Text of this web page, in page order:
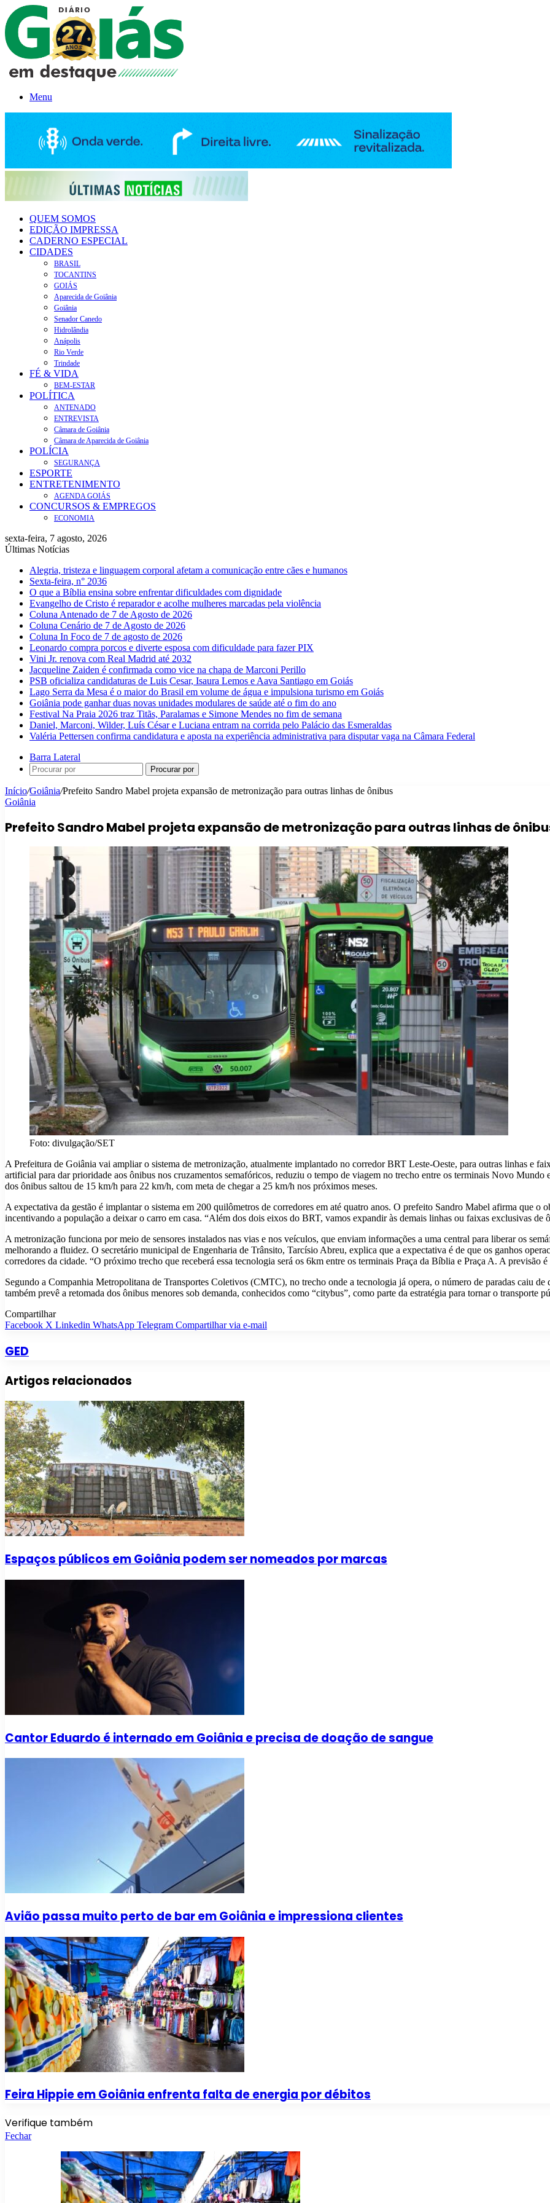
Menu
QUEM SOMOS
EDIÇÃO IMPRESSA
CADERNO ESPECIAL
CIDADES
BRASIL
TOCANTINS
GOIÁS
Aparecida de Goiânia
Goiânia
Senador Canedo
Hidrolândia
Anápolis
Rio Verde
Trindade
FÉ & VIDA
BEM-ESTAR
POLÍTICA
ANTENADO
ENTREVISTA
Câmara de Goiânia
Câmara de Aparecida de Goiânia
POLÍCIA
SEGURANÇA
ESPORTE
ENTRETENIMENTO
AGENDA GOIÁS
CONCURSOS & EMPREGOS
ECONOMIA
sexta-feira, 7 agosto, 2026
Últimas Notícias
Alegria, tristeza e linguagem corporal afetam a comunicação entre cães e humanos
Sexta-feira, n° 2036
O que a Bíblia ensina sobre enfrentar dificuldades com dignidade
Evangelho de Cristo é reparador e acolhe mulheres marcadas pela violência
Coluna Antenado de 7 de Agosto de 2026
Coluna Cenário de 7 de Agosto de 2026
Coluna In Foco de 7 de agosto de 2026
Leonardo compra porcos e diverte esposa com dificuldade para fazer PIX
Vini Jr. renova com Real Madrid até 2032
Jacqueline Zaiden é confirmada como vice na chapa de Marconi Perillo
PSB oficializa candidaturas de Luis Cesar, Isaura Lemos e Aava Santiago em Goiás
Lago Serra da Mesa é o maior do Brasil em volume de água e impulsiona turismo em Goiás
Goiânia pode ganhar duas novas unidades modulares de saúde até o fim do ano
Festival Na Praia 2026 traz Titãs, Paralamas e Simone Mendes no fim de semana
Daniel, Marconi, Wilder, Luís César e Luciana entram na corrida pelo Palácio das Esmeraldas
Valéria Pettersen confirma candidatura e aposta na experiência administrativa para disputar vaga na Câmara Federal
Barra Lateral
Procurar por
Início/Goiânia/Prefeito Sandro Mabel projeta expansão de metronização para outras linhas de ônibus
Goiânia
Prefeito Sandro Mabel projeta expansão de metronização para outras linhas de
Foto: divulgação/SET
A Prefeitura de Goiânia vai ampliar o sistema de metronização, atualmente implantado no corredor BRT Leste-Oeste, para outras linhas e
artificial para dar prioridade aos ônibus nos cruzamentos semafóricos, reduziu o tempo de viagem no trecho entre os terminais Novo
dos ônibus saltou de 15 km/h para 22 km/h, com meta de chegar a 25 km/h nos próximos meses.
A expectativa da gestão é implantar o sistema em 200 quilômetros de corredores em até quatro anos. O prefeito Sandro Mabel afirma que
incentivando a população a deixar o carro em casa. “Além dos dois eixos do BRT, vamos expandir às demais linhas ou faixas exclusivas de
A metronização funciona por meio de sensores instalados nas vias e nos veículos, que enviam informações a uma central para liberar os
melhorando a fluidez. O secretário municipal de Engenharia de Trânsito, Tarcísio Abreu, explica que a expectativa é de que os ganhos
corredores da cidade. “O próximo trecho que receberá essa tecnologia será os 6km entre os terminais Praça da Bíblia e Praça A. A previsão
Segundo a Companhia Metropolitana de Transportes Coletivos (CMTC), no trecho onde a tecnologia já opera, o número de paradas caiu
também prevê a retomada dos ônibus menores sob demanda, conhecidos como “citybus”, como parte da estratégia para tornar o transporte
Compartilhar
Facebook X Linkedin WhatsApp Telegram Compartilhar via e-mail
GED
Artigos relacionados
Espaços públicos em Goiânia podem ser nomeados por marcas
Cantor Eduardo é internado em Goiânia e precisa de doação de sangue
Avião passa muito perto de bar em Goiânia e impressiona clientes
Feira Hippie em Goiânia enfrenta falta de energia por débitos
Verifique também
Fechar